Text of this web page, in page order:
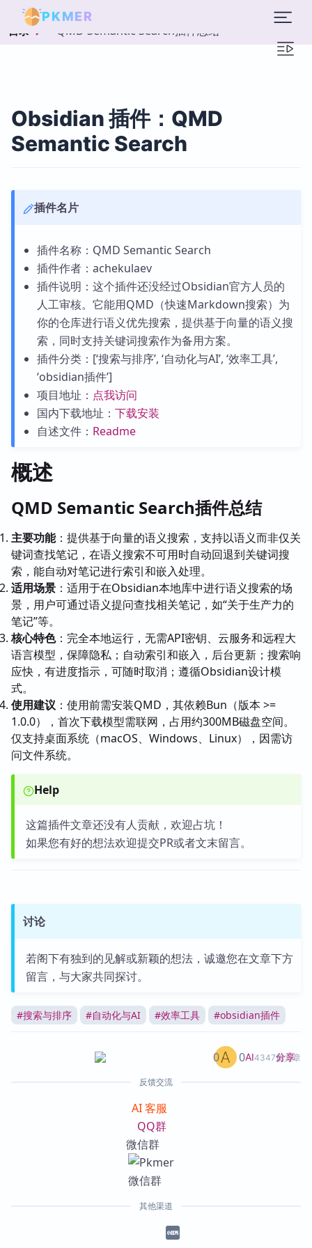
PKMER
目录 QMD Semantic Search插件总结
Obsidian 插件：QMD
Semantic Search
插件名片
插件名称：QMD Semantic Search
插件作者：achekulaev
插件说明：这个插件还没经过Obsidian官方人员的
人工审核。它能用QMD（快速Markdown搜索）为
你的仓库进行语义优先搜索，提供基于向量的语义搜
索，同时支持关键词搜索作为备用方案。
插件分类：[‘搜索与排序’, ‘自动化与AI’, ‘效率工具’,
‘obsidian插件’]
项目地址： 点我访问
国内下载地址： 下载安装
自述文件： Readme
概述
QMD Semantic Search插件总结
主要功能：提供基于向量的语义搜索，支持以语义而非仅关
键词查找笔记，在语义搜索不可用时自动回退到关键词搜
索，能自动对笔记进行索引和嵌入处理。
适用场景 ：适用于在Obsidian本地库中进行语义搜索的场
景，用户可通过语义提问查找相关笔记，如“关于生产力的
笔记”等。
核心特色：完全本地运行，无需API密钥、云服务和远程大
语言模型，保障隐私；自动索引和嵌入，后台更新；搜索响
应快，有进度指示，可随时取消；遵循Obsidian设计模
式。
使用建议 ：使用前需安装QMD，其依赖Bun（版本 >=
1.0.0），首次下载模型需联网，占用约300MB磁盘空间。
仅支持桌面系统（macOS、Windows、Linux），因需访
问文件系统。
Help
这篇插件文章还没有人贡献，欢迎占坑！
如果您有好的想法欢迎提交PR或者文末留言。
讨论
若阁下有独到的见解或新颖的想法，诚邀您在文章下方
留言，与大家共同探讨。
#搜索与排序 #自动化与AI #效率工具 #obsidian插件
AI4347篇文章
0 0 分享
反馈交流
AI 客服
QQ群
微信群
其他渠道